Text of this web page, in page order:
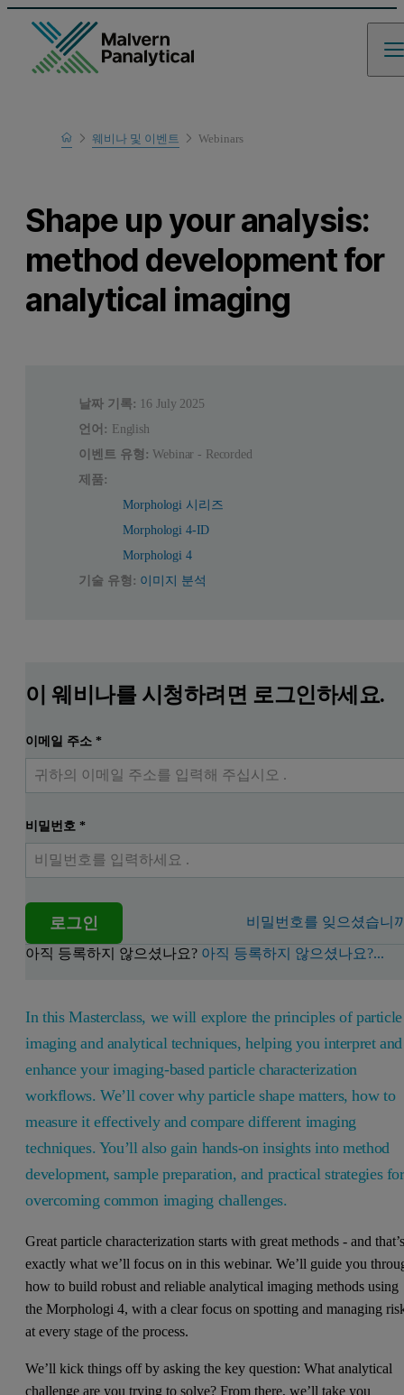
Home
Learn
웨비나 및 이벤트 Webinars
Shape up your analysis:
method development for
analytical imaging
날짜 기록: 16 July 2025
언어: English
이벤트 유형: Webinar - Recorded
제품:
Morphologi 시리즈
Morphologi 4-ID
Morphologi 4
기술 유형: 이미지 분석
이 웨비나를 시청하려면 로그인하세요.
이메일 주소*
비밀번호*
로그인 비밀번호를 잊으셨습니
아직 등록하지 않으셨나요? 아직 등록하지 않으셨나요?...
In this Masterclass, we will explore the principles of particle
imaging and analytical techniques, helping you interpret and
enhance your imaging-based particle characterization
workflows. We’ll cover why particle shape matters, how to
measure it effectively and compare different imaging
techniques. You’ll also gain hands-on insights into method
development, sample preparation, and practical strategies for
overcoming common imaging challenges.
Great particle characterization starts with great methods - and
exactly what we’ll focus on in this webinar. We’ll guide you
how to build robust and reliable analytical imaging methods using
the Morphologi 4, with a clear focus on spotting and managing
at every stage of the process.
We’ll kick things off by asking the key question: What analytical
challenge are you trying to solve? From there, we’ll take you